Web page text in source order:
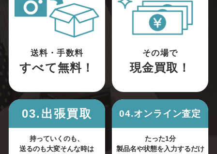
送料・手数料
すべて無料！
その場で
現金買取！
03.出張買取
持っていくのも、
送るのも大変そんな時は
04.オンライン査定
たった1分
製品名や状態を入力するだけ